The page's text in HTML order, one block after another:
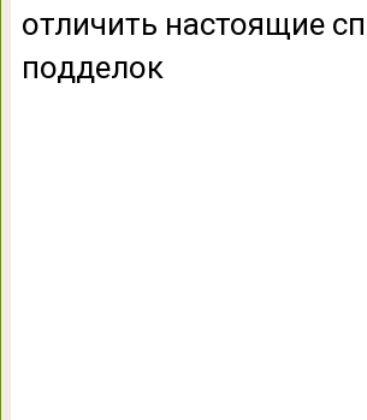
отличить настоящие
подделок